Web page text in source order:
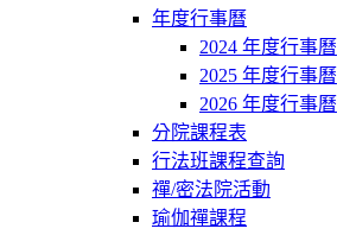
年度行事曆
2024 年度行事曆
2025 年度行事曆
2026 年度行事曆
分院課程表
行法班課程查詢
禪/密法院活動
瑜伽禪課程